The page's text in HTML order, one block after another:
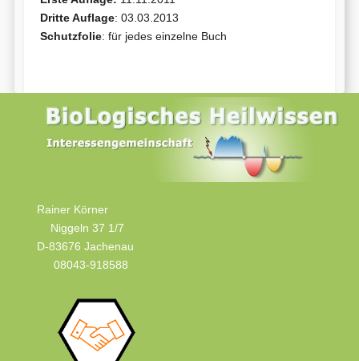
Dritte Auflage: 03.03.2013
Schutzfolie: für jedes einzelne Buch
Rainer Körner
Niggeln 37 1/7
D-83676 Jachenau
08043-918588